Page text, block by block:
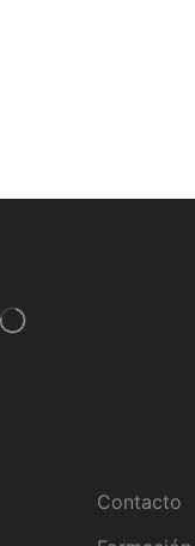
Contacto